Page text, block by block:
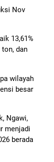
Nov
13,61%
dan
wilayah
besar
Ngawi,
menjadi
berada